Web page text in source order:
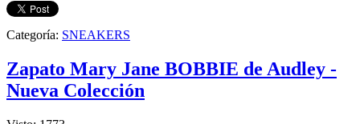
Categoría: SNEAKERS
Zapato Mary Jane BOBBIE de Audley -
Nueva Colección